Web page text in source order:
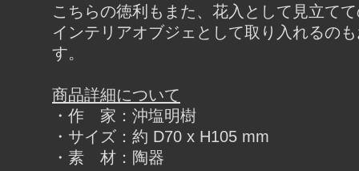
こちらの徳利もまた、花入として見立て
インテリアオブジェとして取り入れるの
す。
商品詳細について
・作 家：沖塩明樹
・サイズ：約 D70 x H105 mm
・素 材：陶器